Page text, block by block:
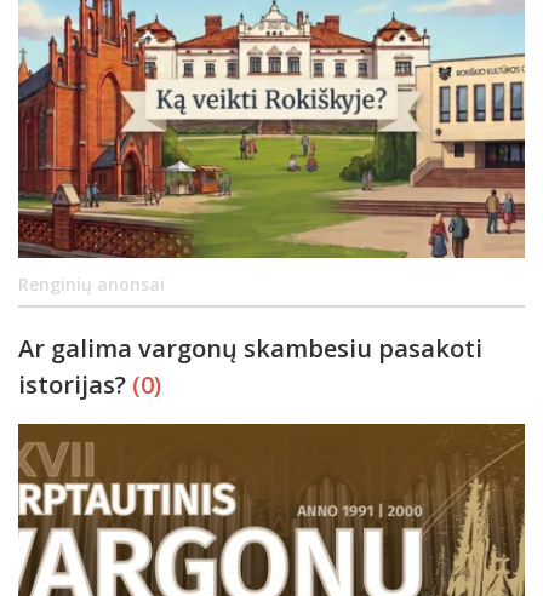
Renginių anonsai
Ar galima vargonų skambesiu pasakoti
istorijas? (0)